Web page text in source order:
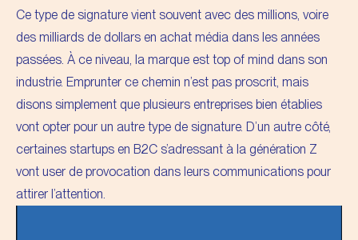
Ce type de signature vient souvent avec des millions, voire
des milliards de dollars en achat média dans les années
passées. À ce niveau, la marque est top of mind dans son
industrie. Emprunter ce chemin n’est pas proscrit, mais
disons simplement que plusieurs entreprises bien établies
vont opter pour un autre type de signature. D’un autre côté,
certaines startups en B2C s’adressant à la génération Z
vont user de provocation dans leurs communications pour
attirer l’attention.